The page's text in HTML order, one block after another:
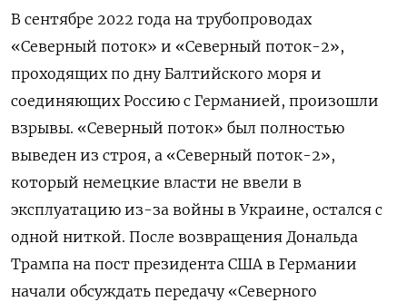
В сентябре 2022 года на трубопроводах
«Северный поток» и «Северный поток-2»,
проходящих по дну Балтийского моря и
соединяющих Россию с Германией, произошли
взрывы. «Северный поток» был полностью
выведен из строя, а «Северный поток-2»,
который немецкие власти не ввели в
эксплуатацию из-за войны в Украине, остался с
одной ниткой. После возвращения Дональда
Трампа на пост президента США в Германии
начали обсуждать передачу «Северного